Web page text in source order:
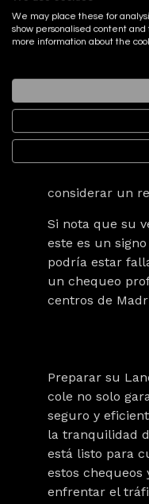
varado en el
Rover para
corrosión en
bien sujeta. Si
considerar un
Si nota que su
este es un
podría estar
un chequeo
centros de
Preparar su
cole no solo
seguro y
la tranquilidad
está listo para
estos
enfrentar el
We may place these for
show personalised content
more information about the